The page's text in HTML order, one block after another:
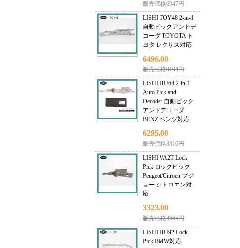
販売価格6947円
LISHI TOY48 2-in-1
自動ピックアンドデ
コーダ TOYOTA ト
ヨタ レクサス対応
6496.00
販売価格9104円
LISHI HU64 2-in-1
Auto Pick and
Decoder 自動ピック
アンドデコーダ
BENZ ベンツ対応
6295.00
販売価格8816円
LISHI VA2T Lock
Pick ロックピック
Peugeot/Citroen プジ
ョー シトロエン対
応
3323.00
販売価格4665円
LISHI HU92 Lock
Pick BMW対応